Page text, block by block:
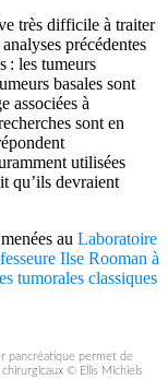
très difficile à traiter
précédentes
: les tumeurs
basales sont
associées à
sont en
utilisées
qu’ils devraient
au Laboratoire
Ilse Rooman à
tumorales classiques
pancréatique permet de
© Ellis Michiels